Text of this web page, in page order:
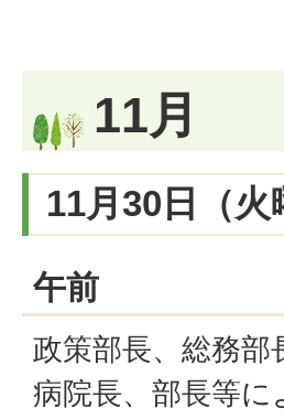
11月
11月30日（火
午前
政策部長、総務部
病院長、部長等